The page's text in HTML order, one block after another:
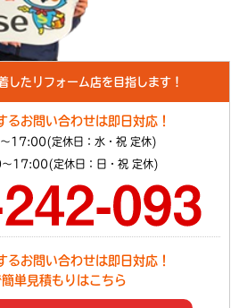
したリフォーム店を目指します！
るお問い合わせは即日対応！
17:00(定休日：水・祝 定休)
17:00(定休日：日・祝 定休)
るお問い合わせは即日対応！
単見積もりはこちら